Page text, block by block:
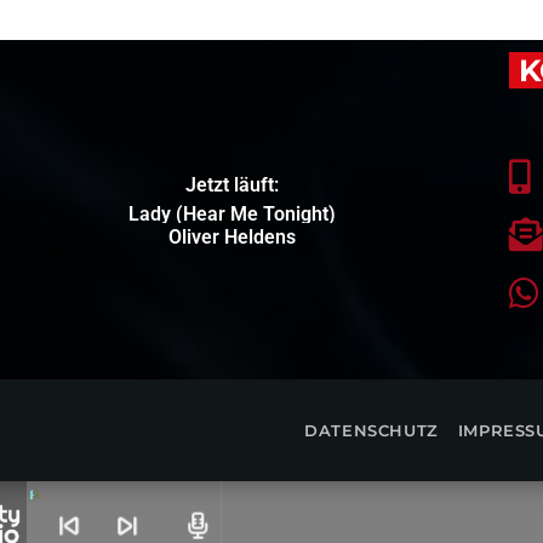
skip_previous skip_next radio
Jetzt läuft:
Lady (Hear Me Tonight)
Oliver Heldens
DATENSCHUTZ